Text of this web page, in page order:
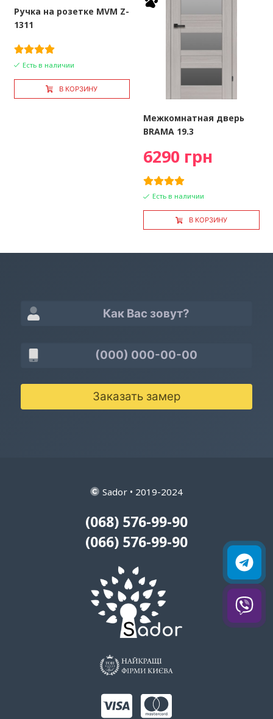
Ручка на розетке MVM Z-
1311
Есть в наличии
В КОРЗИНУ
Межкомнатная дверь
BRAMA 19.3
6290 грн
Есть в наличии
В КОРЗИНУ
Заказать замер
Sador • 2019-2024
(068) 576-99-90
(066) 576-99-90